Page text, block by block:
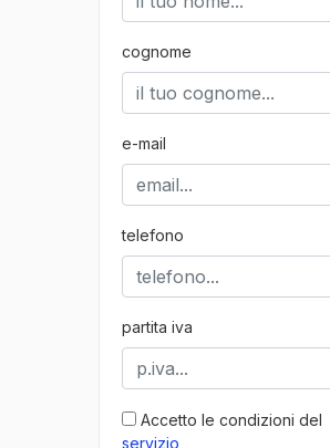
cognome
e-mail
telefono
partita iva
Accetto le condizioni del
servizio